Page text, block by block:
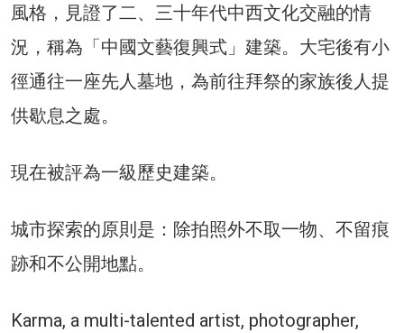
風格，見證了二、三十年代中西文化交融的情
況，稱為「中國文藝復興式」建築。大宅後有小
徑通往一座先人墓地，為前往拜祭的家族後人提
供歇息之處。
現在被評為一級歷史建築。
城市探索的原則是：除拍照外不取一物、不留痕
跡和不公開地點。
Karma, a multi-talented artist, photographer,